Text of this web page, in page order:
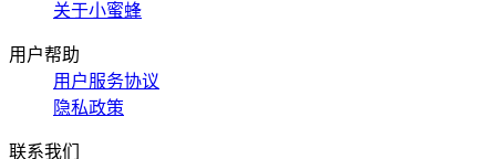
关于小蜜蜂
用户帮助
用户服务协议
隐私政策
联系我们